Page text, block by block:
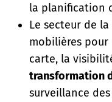
la planification
Le secteur de
mobilières pour
carte, la
transformation
surveillance